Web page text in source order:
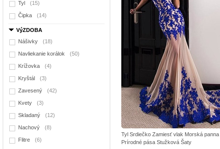
Tyl (15)
Čipka (14)
VýZDOBA
Nášivky
(18)
Navliekanie korálok (50)
Krížovka (4)
Kryštál (3)
Zavesený (42)
Kvety (3)
Skladaný (12)
Nachový (8)
Flitre (6)
Tyl Srdiečko Zamiesť vlak Morská panna
Prírodné pása Stužková Šaty